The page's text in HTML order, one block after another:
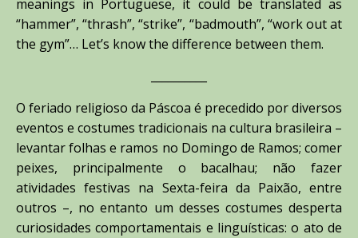
meanings in Portuguese, it could be translated as
“hammer”, “thrash”, “strike”, “badmouth”, “work out at
the gym”… Let’s know the difference between them.
O feriado religioso da Páscoa é precedido por diversos
eventos e costumes tradicionais na cultura brasileira –
levantar folhas e ramos no Domingo de Ramos; comer
peixes, principalmente o bacalhau; não fazer
atividades festivas na Sexta-feira da Paixão, entre
outros –, no entanto um desses costumes desperta
curiosidades comportamentais e linguísticas: o ato de